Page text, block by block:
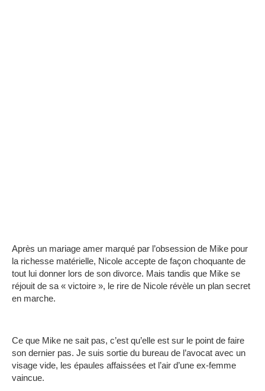
Après un mariage amer marqué par l’obsession de Mike pour
la richesse matérielle, Nicole accepte de façon choquante de
tout lui donner lors de son divorce. Mais tandis que Mike se
réjouit de sa « victoire », le rire de Nicole révèle un plan secret
en marche.
Ce que Mike ne sait pas, c’est qu’elle est sur le point de faire
son dernier pas. Je suis sortie du bureau de l’avocat avec un
visage vide, les épaules affaissées et l’air d’une ex-femme
vaincue.